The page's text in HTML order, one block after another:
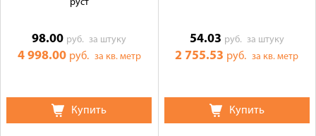
руст
98.00 руб.за штуку
4 998.00 руб. за кв. метр
Купить
54.03 руб. за штуку
2 755.53 руб.за кв. метр
Купить